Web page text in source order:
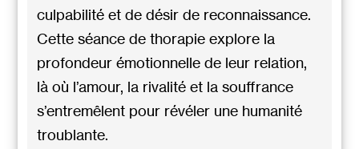
culpabilité et de désir de reconnaissance.
Cette séance de thorapie explore la
profondeur émotionnelle de leur relation,
là où l’amour, la rivalité et la souffrance
s’entremêlent pour révéler une humanité
troublante.